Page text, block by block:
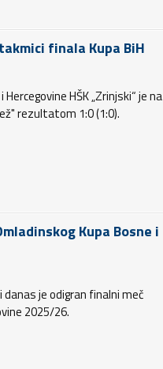
finala Kupa BiH
HŠK „Zrinjski“ je na
rezultatom 1:0 (1:0).
Kupa Bosne i
danas je odigran finalni meč
2025/26.